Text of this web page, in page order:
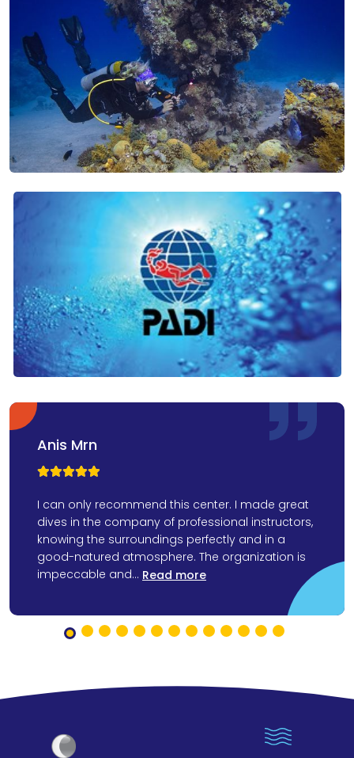
Anis Mrn



I can only recommend this center. I made great
dives in the company of professional instructors,
knowing the surroundings perfectly and in a
good-natured atmosphere. The organization is
impeccable and... Read more